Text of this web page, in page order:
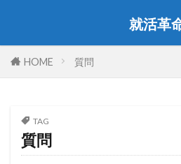
就活革
HOME 質問
TAG
質問